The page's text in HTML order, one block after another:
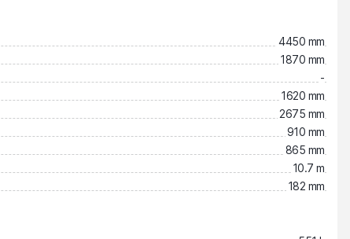
4450 mm
1870 mm
-
1620 mm
2675 mm
910 mm
865 mm
10.7 m
182 mm